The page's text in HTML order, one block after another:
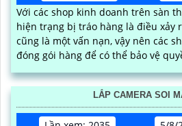
Với các shop kinh doanh trên sàn
hiện trạng bị tráo hàng là điều xảy
cũng là một vấn nạn, vậy nên các
đóng gói hàng để có thể bảo vệ
mình, kèm theo phần mềm có thể
gọn nhất
LẮP CAMERA SOI